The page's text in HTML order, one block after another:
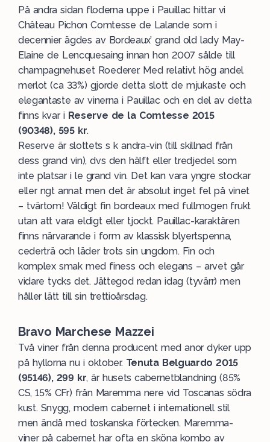
På andra sidan floderna uppe i Pauillac hittar vi
Château Pichon Comtesse de Lalande som i
decennier ägdes av Bordeaux’ grand old lady May-
Elaine de Lencquesaing innan hon 2007 sålde till
champagnehuset Roederer. Med relativt hög andel
merlot (ca 33%) gjorde detta slott de mjukaste och
elegantaste av vinerna i Pauillac och en del av detta
finns kvar i Reserve de la Comtesse 2015
(90348), 595 kr.
Reserve är slottets s k andra-vin (till skillnad från
dess grand vin), dvs den hälft eller tredjedel som
inte platsar i le grand vin. Det kan vara yngre stockar
eller ngt annat men det är absolut inget fel på vinet
– tvärtom! Väldigt fin bordeaux med fullmogen frukt
utan att vara eldigt eller tjockt. Pauillac-karaktären
finns närvarande i form av klassisk blyertspenna,
cederträ och läder trots sin ungdom. Fin och
komplex smak med finess och elegans – arvet går
vidare tycks det. Jättegod redan idag (tyvärr) men
håller lätt till sin trettioårsdag.
Bravo Marchese Mazzei
Två viner från denna producent med anor dyker upp
på hyllorna nu i oktober. Tenuta Belguardo 2015
(95146), 299 kr, är husets cabernetblandning (85%
CS, 15% CFr) från Maremma nere vid Toscanas södra
kust. Snygg, modern cabernet i internationell stil
men ändå med toskanska förtecken. Maremma-
viner på cabernet har ofta en sköna kombo av